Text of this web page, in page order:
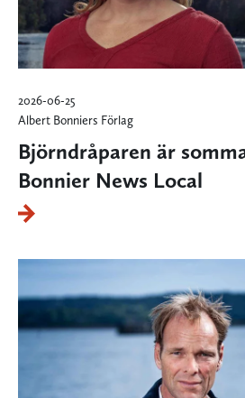
2026-06-25
Albert Bonniers Förlag
Björndråparen är
Bonnier News Local